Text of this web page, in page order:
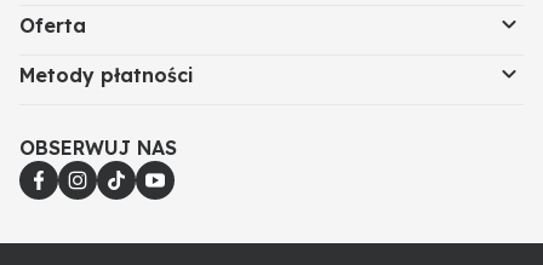
Oferta
Metody płatności
OBSERWUJ NAS